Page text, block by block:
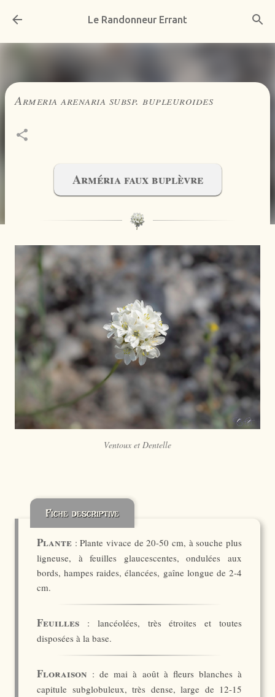
Accéder au contenu principal
Le Randonneur Errant
Armeria arenaria subsp. bupleuroides
Arméria faux buplèvre
Ventoux et Dentelle
Fiche descriptive
Plante : Plante vivace de 20-50 cm, à souche plus
ligneuse, à feuilles glaucescentes, ondulées aux
bords, hampes raides, élancées, gaîne longue de 2-4
cm.
Feuilles : lancéolées, très étroites et toutes
disposées à la base.
Floraison : de mai à août à fleurs blanches à
capitule subglobuleux, très dense, large de 12-15